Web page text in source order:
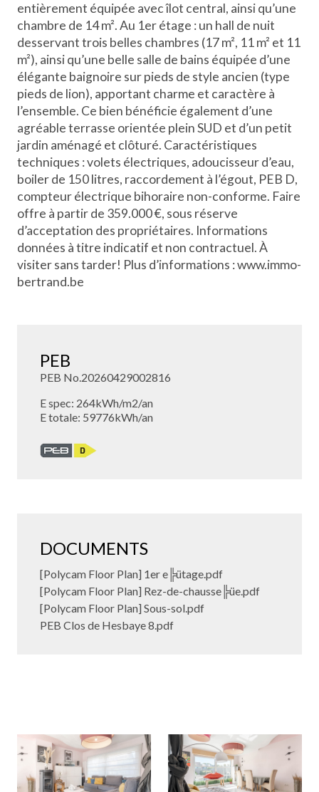
entièrement équipée avec îlot central, ainsi qu’une
chambre de 14 m². Au 1er étage : un hall de nuit
desservant trois belles chambres (17 m², 11 m² et 11
m²), ainsi qu’une belle salle de bains équipée d’une
élégante baignoire sur pieds de style ancien (type
pieds de lion), apportant charme et caractère à
l’ensemble. Ce bien bénéficie également d’une
agréable terrasse orientée plein SUD et d’un petit
jardin aménagé et clôturé. Caractéristiques
techniques : volets électriques, adoucisseur d’eau,
boiler de 150 litres, raccordement à l’égout, PEB D,
compteur électrique bihoraire non-conforme. Faire
offre à partir de 359.000 €, sous réserve
d’acceptation des propriétaires. Informations
données à titre indicatif et non contractuel. À
visiter sans tarder! Plus d’informations : www.immo-
bertrand.be
PEB
PEB No.20260429002816
E spec: 264kWh/m2/an
E totale: 59776kWh/an
DOCUMENTS
[Polycam Floor Plan] 1er e╠ütage.pdf
[Polycam Floor Plan] Rez-de-chausse╠üe.pdf
[Polycam Floor Plan] Sous-sol.pdf
PEB Clos de Hesbaye 8.pdf